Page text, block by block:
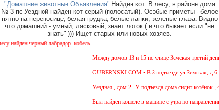
"Домашние животные Объявления": Найден кот. В лесу, в районе дома
№ 3 по Уездной найден кот серый (полосатый). Особые приметы - белое
пятно на переносице, белая грудка, белые лапки, зеленые глаза. Видно
что домашний - умный, ласковый, знает лоток ( и что бывает если "не
знать" ))) Ищет старых или новых хозяев.
черный лабрадор. кобель.
Между домов 13 и 15 по улице Земская третий день
GUBERNSKI.COM • В 3 подъезде ул.Земская, д.6
Уездная , дом 2 . У подъезда дома сидит котёнок ,
Был найден кошеле в машине с утра по